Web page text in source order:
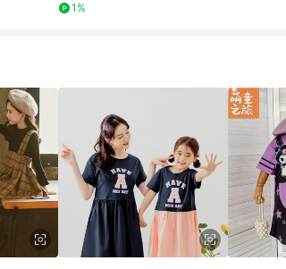
1%